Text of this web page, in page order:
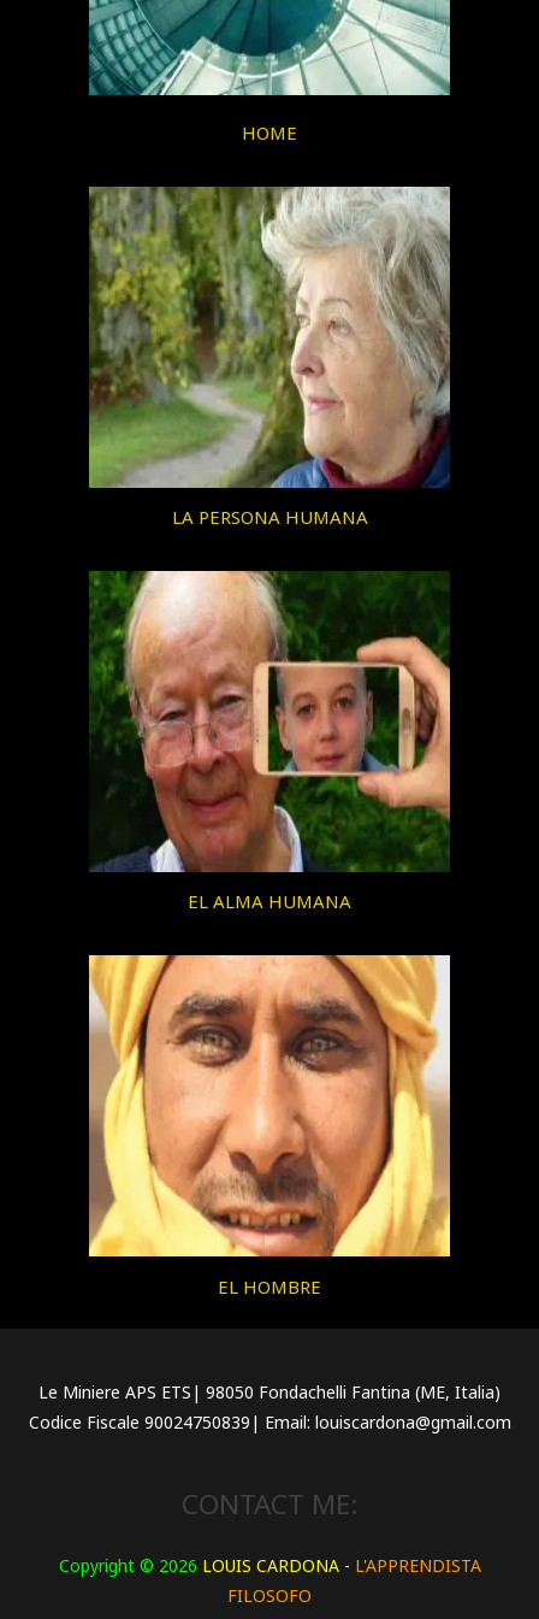
HOME
LA PERSONA HUMANA
EL ALMA HUMANA
EL HOMBRE
Le Miniere APS ETS| 98050 Fondachelli Fantina (ME, Italia)
Codice Fiscale 90024750839| Email: louiscardona@gmail.com
CONTACT ME:
Copyright © 2026 LOUIS CARDONA - L'APPRENDISTA
FILOSOFO